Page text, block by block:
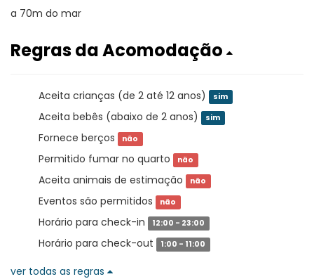
a 70m do mar
Regras da Acomodação
Aceita crianças (de 2 até 12 anos) sim
Aceita bebês (abaixo de 2 anos) sim
Fornece berços não
Permitido fumar no quarto não
Aceita animais de estimação não
Eventos são permitidos não
Horário para check-in 12:00 - 23:00
Horário para check-out 1:00 - 11:00
ver todas as regras